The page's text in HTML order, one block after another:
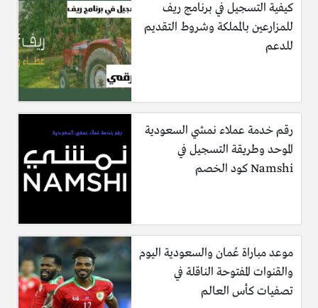
كيفية التسجيل في برنامج ريف
للمزارعين بالمملكة وشروط التقديم
للدعم
رقم خدمة عملاء نمشي السعودية
الموحد وطريقة التسجيل في
Namshi كود الخصم
موعد مباراة عُمان والسعودية اليوم
والقنوات المفتوحة الناقلة في
تصفيات كأس العالم